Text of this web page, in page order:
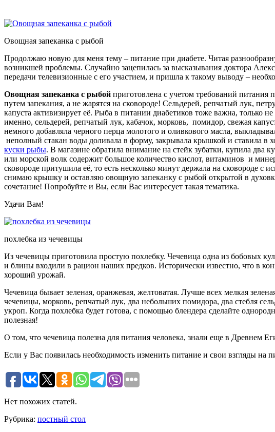
Овощная запеканка с рыбой
Продолжаю новую для меня тему – питание при диабете. Читая
возникшей проблемы. Случайно зацепилась за высказывания доктора
передачи телевизионные с его участием, и пришла к такому выводу –
Овощная запеканка с рыбой приготовлена с учетом требований питания
путем запекания, а не жарятся на сковороде! Сельдерей, репчатый лук,
капуста активизирует её. Рыба в питании диабетиков тоже важна, только
именно, сельдерей, репчатый лук, кабачок, морковь, помидор, свежая
немного добавляла черного перца молотого и оливкового масла,
неполный стакан воды доливала в форму, закрывала крышкой и ставила в
куски рыбы. В магазине обратила внимание на стейк зубатки, купила два
или морской волк содержит большое количество кислот, витаминов и
сковороде притушила её, то есть несколько минут держала на сковороде
снимаю крышку и оставляю овощную запеканку с рыбой открытой в
сочетание! Попробуйте и Вы, если Вас интересует такая тематика.
Удачи Вам!
похлебка из чечевицы
Из чечевицы приготовила простую похлебку. Чечевица одна из бобовых
и блины входили в рацион наших предков. Исторически известно, что в
хороший урожай.
Чечевица бывает зеленая, оранжевая, желтоватая. Лучше всех мелкая
чечевицы, морковь, репчатый лук, два небольших помидора, два стебля
укроп. Когда похлебка будет готова, с помощью блендера сделайте
полезная!
О том, что чечевица полезна для питания человека, знали еще в Древнем
Если у Вас появилась необходимость изменить питание и свои взгляды
Нет похожих статей.
Рубрика: постный стол